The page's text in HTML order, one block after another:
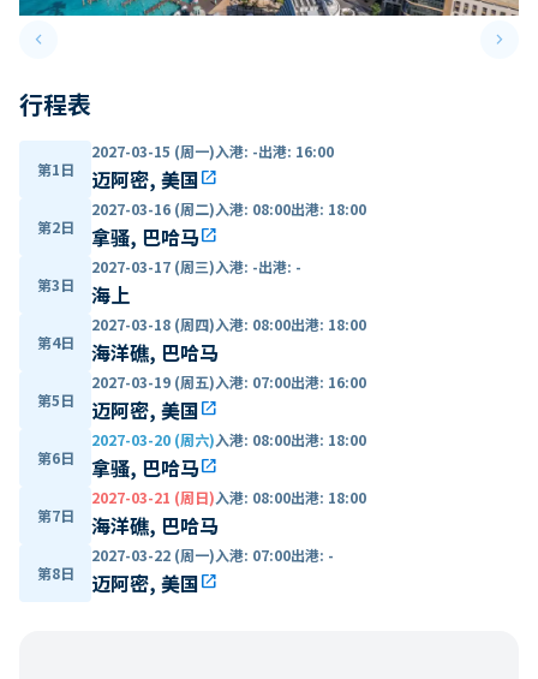
keyboard_arrow_leftPrevious slide keyboard_arrow_right
行程表
第1日
2027-03-15 (周一)入港: -出港: 16:00
迈阿密, 美国open_in_new
第2日
2027-03-16 (周二)入港: 08:00出港: 18:00
拿骚, 巴哈马open_in_new
第3日
2027-03-17 (周三)入港: -出港: -
海上
第4日
2027-03-18 (周四)入港: 08:00出港: 18:00
海洋礁, 巴哈马
第5日
2027-03-19 (周五)入港: 07:00出港: 16:00
迈阿密, 美国open_in_new
第6日
2027-03-20 (周六)入港: 08:00出港: 18:00
拿骚, 巴哈马open_in_new
第7日
2027-03-21 (周日)入港: 08:00出港: 18:00
海洋礁, 巴哈马
第8日
2027-03-22 (周一)入港: 07:00出港: -
迈阿密, 美国open_in_new